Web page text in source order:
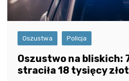
Oszustwa Policja
Oszustwo na bliskich:
straciła 18 tysięcy